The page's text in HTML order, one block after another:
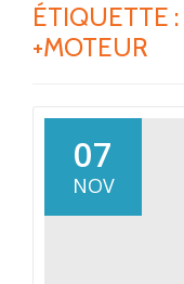
ÉTIQUETTE :
+MOTEUR
07
NOV